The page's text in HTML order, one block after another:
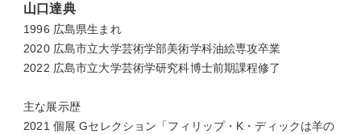
山口達典
1996 広島県生まれ
2020 広島市立大学芸術学部美術学科油絵専攻卒業
2022 広島市立大学芸術学研究科博士前期課程修了
主な展示歴
2021 個展 Gセレクション「フィリップ・K・ディックは羊の